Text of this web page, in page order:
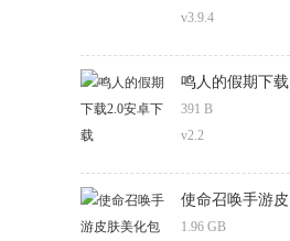
v3.9.4
鸣人的假期下载
2.0安卓下载
391 B
v2.2
使命召唤手游皮
肤美化包
1.96 GB